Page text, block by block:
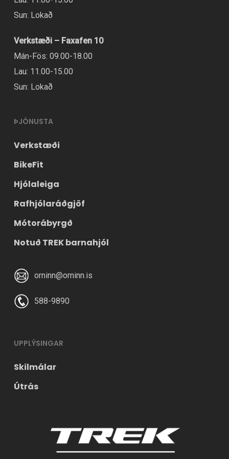
Sun: Lokað
Verkstæði – Faxafen 10
Mán-Fös: 09.00-18.00
Lau: 11.00-15.00
Sun: Lokað
ÞJÓNUSTA
Verkstæði
BikeFit
Hjólaleiga
Rafhjólaráðgjöf
Mótorábyrgð
Notuð TREK barnahjól
orninn@orninn.is
588-9890
UPPLÝSINGAR
Skilmálar
Útrás